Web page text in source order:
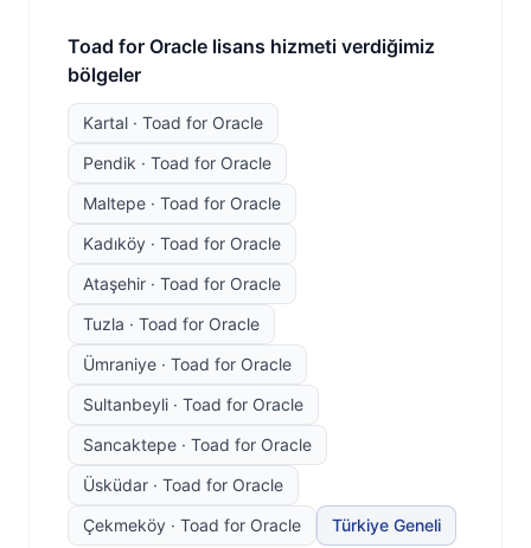
Toad for Oracle lisans hizmeti verdiğimiz
bölgeler
Kartal · Toad for Oracle
Pendik · Toad for Oracle
Maltepe · Toad for Oracle
Kadıköy · Toad for Oracle
Ataşehir · Toad for Oracle
Tuzla · Toad for Oracle
Ümraniye · Toad for Oracle
Sultanbeyli · Toad for Oracle
Sancaktepe · Toad for Oracle
Üsküdar · Toad for Oracle
Çekmeköy · Toad for Oracle Türkiye Geneli